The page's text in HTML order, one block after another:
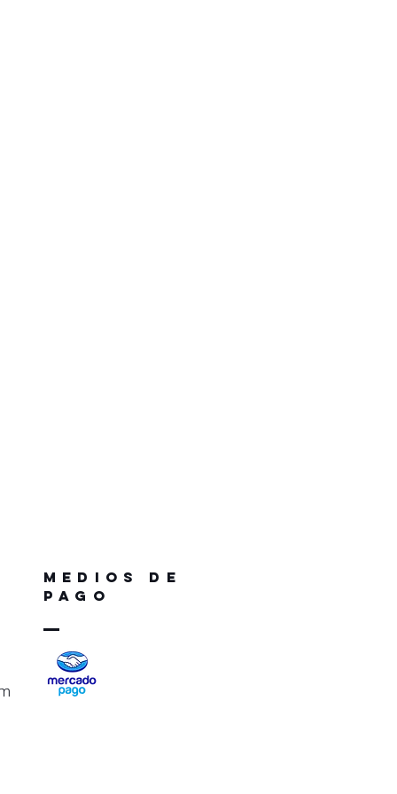
medios de
pago